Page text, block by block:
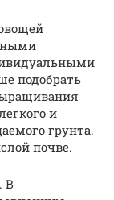
подобрать
и
грунта.
почве.
В